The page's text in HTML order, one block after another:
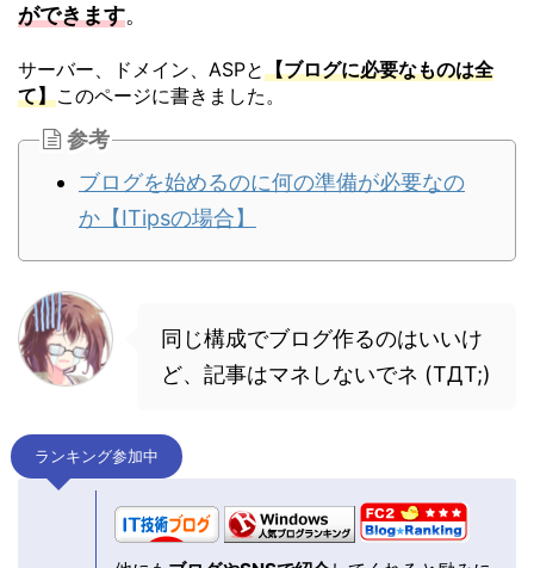
ができます。
サーバー、ドメイン、ASPと【ブログに必要なものは全
て】このページに書きました。
参考
ブログを始めるのに何の準備が必要なの
か【ITipsの場合】
同じ構成でブログ作るのはいいけ
ど、記事はマネしないでネ (TДT;)
ランキング参加中